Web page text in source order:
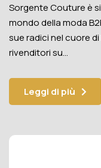
Sorgente Couture è
mondo della moda
sue radici nel cuore
rivenditori su…
Leggi di più